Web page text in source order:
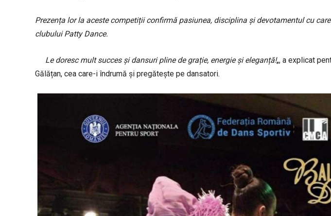
Prezența lor la aceste competiții confirmă pasiunea, disciplina și devotamentul cu
clubului Patty Dance.
Le doresc mult succes și dansuri pline de grație, energie și eleganță!„, a explicat
Gălățan, cea care-i îndrumă și pregătește pe dansatori.